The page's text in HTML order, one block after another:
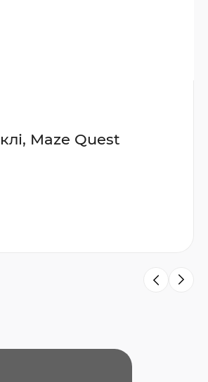
Maze Quest